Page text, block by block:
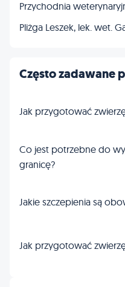
Pliżga Leszek, lek. wet.
Często zadawane
Jak przygotować
Co jest potrzebne do
granicę?
Jakie szczepienia są
Jak przygotować